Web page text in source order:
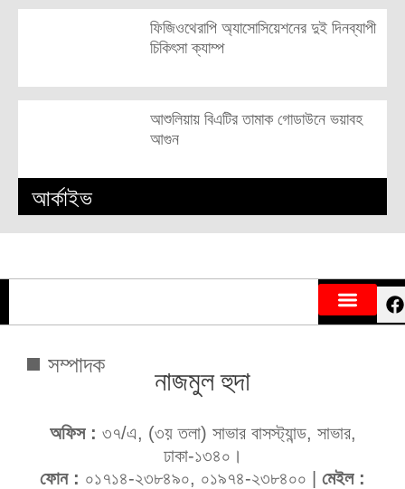
ফিজিওথেরাপি অ্যাসোসিয়েশনের দুই দিনব্যাপী
চিকিৎসা ক্যাম্প
আশুলিয়ায় বিএটির তামাক গোডাউনে ভয়াবহ
আগুন
আর্কাইভ
সম্পাদক
নাজমুল হুদা
অফিস : ৩৭/এ, (৩য় তলা) সাভার বাসস্ট্যান্ড, সাভার,
ঢাকা-১৩৪০।
ফোন : ০১৭১৪-২৩৮৪৯০, ০১৯৭৪-২৩৮৪০০ | মেইল :